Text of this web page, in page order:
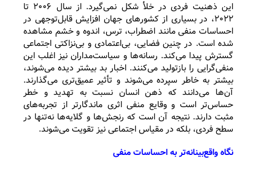
این ذهنیت فردی در خلأ شکل نمی‌گیرد. از سال ۲۰۰۶ تا
۲۰۲۲، در بسیاری از کشورهای جهان افزایش قابل‌توجهی در
احساسات منفی مانند اضطراب، ترس، اندوه و خشم مشاهده
شده است. در چنین فضایی، بی‌اعتمادی و بی‌نزاکتی اجتماعی
گسترش پیدا می‌کند. رسانه‌ها و سیاست‌مداران نیز اغلب این
منفی‌گرایی را بازتولید می‌کنند. اخبار بد بیشتر دیده می‌شوند،
بیشتر به خاطر سپرده می‌شوند و تأثیر عمیق‌تری می‌گذارند.
آن‌ها می‌دانند که ذهن انسان نسبت به تهدید و خطر
حساس‌تر است و وقایع منفی اثری ماندگارتر از تجربه‌های
مثبت دارند. نتیجه آن است که رنجش‌ها و گلایه‌ها نه‌تنها در
سطح فردی، بلکه در مقیاس اجتماعی نیز تقویت می‌شوند.
نگاه واقع‌بینانه‌تر به احساسات منفی